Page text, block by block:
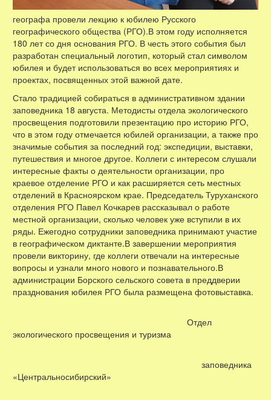
географа провели лекцию к юбилею Русского
географического общества (РГО).В этом году исполняется
180 лет со дня основания РГО. В честь этого события был
разработан специальный логотип, который стал символом
юбилея и будет использоваться во всех мероприятиях и
проектах, посвященных этой важной дате.
Стало традицией собираться в административном здании
заповедника 18 августа. Методисты отдела экологического
просвещения подготовили презентацию про историю РГО,
что в этом году отмечается юбилей организации, а также про
значимые события за последний год: экспедиции, выставки,
путешествия и многое другое. Коллеги с интересом слушали
интересные факты о деятельности организации, про
краевое отделение РГО и как расширяется сеть местных
отделений в Красноярском крае. Председатель Туруханского
отделения РГО Павел Кочкарев рассказывал о работе
местной организации, сколько человек уже вступили в их
ряды. Ежегодно сотрудники заповедника принимают участие
в географическом диктанте.В завершении мероприятия
провели викторину, где коллеги отвечали на интересные
вопросы и узнали много нового и познавательного.В
администрации Борского сельского совета в преддверии
празднования юбилея РГО была размещена фотовыставка.
Отдел
экологического просвещения и туризма
заповедника
«Центральносибирский»